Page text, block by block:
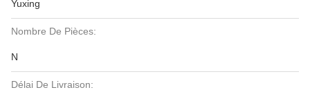
Yuxing
Nombre De Pièces:
N
Délai De Livraison: